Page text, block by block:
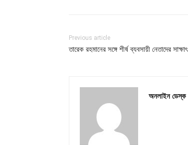
Previous article
তারেক রহমানের সঙ্গে শীর্ষ ব্যবসায়ী নেতাদের সাক্ষাৎ
অনলাইন ডেস্ক